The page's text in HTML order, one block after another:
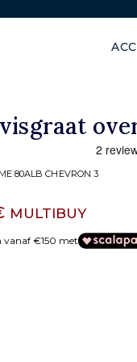
Unie voor bestellingen
80ALB CHEVRON 3
MULTIBUY
vanaf €150 met